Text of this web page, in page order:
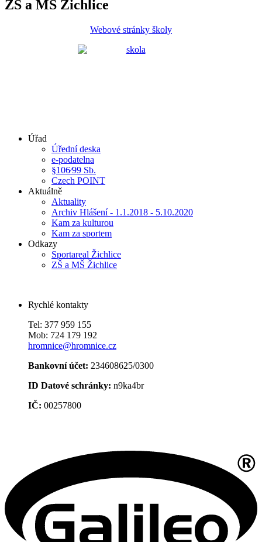
ZŠ a MŠ Žichlice
Webové stránky školy
Úřad
Úřední deska
e-podatelna
§106⁄99 Sb.
Czech POINT
Aktuálně
Aktuality
Archiv Hlášení - 1.1.2018 - 5.10.2020
Kam za kulturou
Kam za sportem
Odkazy
Sportareal Žichlice
ZŠ a MŠ Žichlice
Rychlé kontakty
Tel: 377 959 155
Mob: 724 179 192
hromnice@hromnice.cz
Bankovní účet: 234608625/0300
ID Datové schránky: n9ka4br
IČ: 00257800